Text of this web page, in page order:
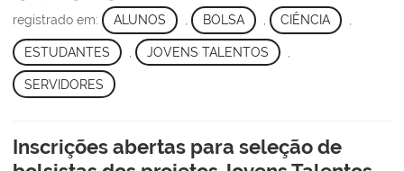
registrado em: ALUNOS , BOLSA , CIÊNCIA ,
ESTUDANTES JOVENS TALENTOS
SERVIDORES
Inscrições abertas para seleção de